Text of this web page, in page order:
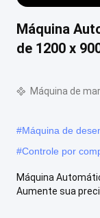
Máquina
de 1200 x
Máquina de
#Máquina de
#Controle por
Máquina
Aumente sua